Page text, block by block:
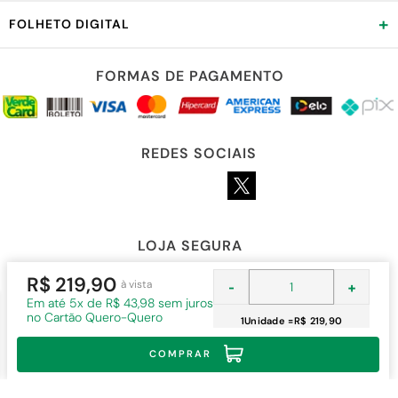
R$ 219,90 à vista
Ematé 5x de R$ 43,98 sem juros
no Cartão Quero-Quero
+
-
1Unidade =R$ 219,90
COMPRAR
FOLHETO DIGITAL +
FORMAS DE PAGAMENTO
REDES SOCIAIS
LOJA SEGURA